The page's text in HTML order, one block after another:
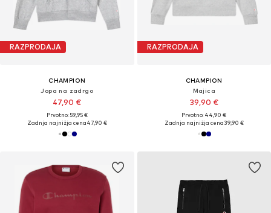
RAZPRODAJA
CHAMPION
Jopa na zadrgo
47,90 €
Prvotno: 59,95 €
Zadnja najnižja cena47,90 €
RAZPRODAJA
CHAMPION
Majica
39,90 €
Prvotno: 44,90 €
Zadnja najnižja cena39,90 €